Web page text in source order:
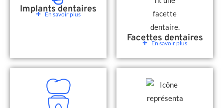
Implants dentaires
En savoir plus
Facettes dentaires
En savoir plus